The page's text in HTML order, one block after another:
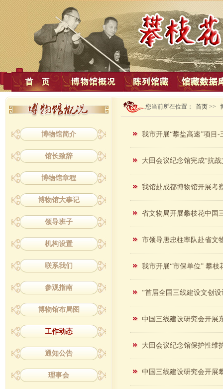
博物馆简介
馆长致辞
博物馆章程
博物馆大事记
领导班子
机构设置
联系我们
参观指南
博物馆布局图
工作动态
通知公告
理事会
您当前所在位置： 首页 >>
我市开展“攀盐高速”项目
大田会议纪念馆完成“抗
我馆赴成都博物馆开展考
省文物局开展攀枝花中国
市领导唐忠柱率队赴省文
我市开展“市保单位” 攀
“首届全国三线建设文创
中国三线建设研究会开展
大田会议纪念馆保护性维
中国三线建设研究会开展